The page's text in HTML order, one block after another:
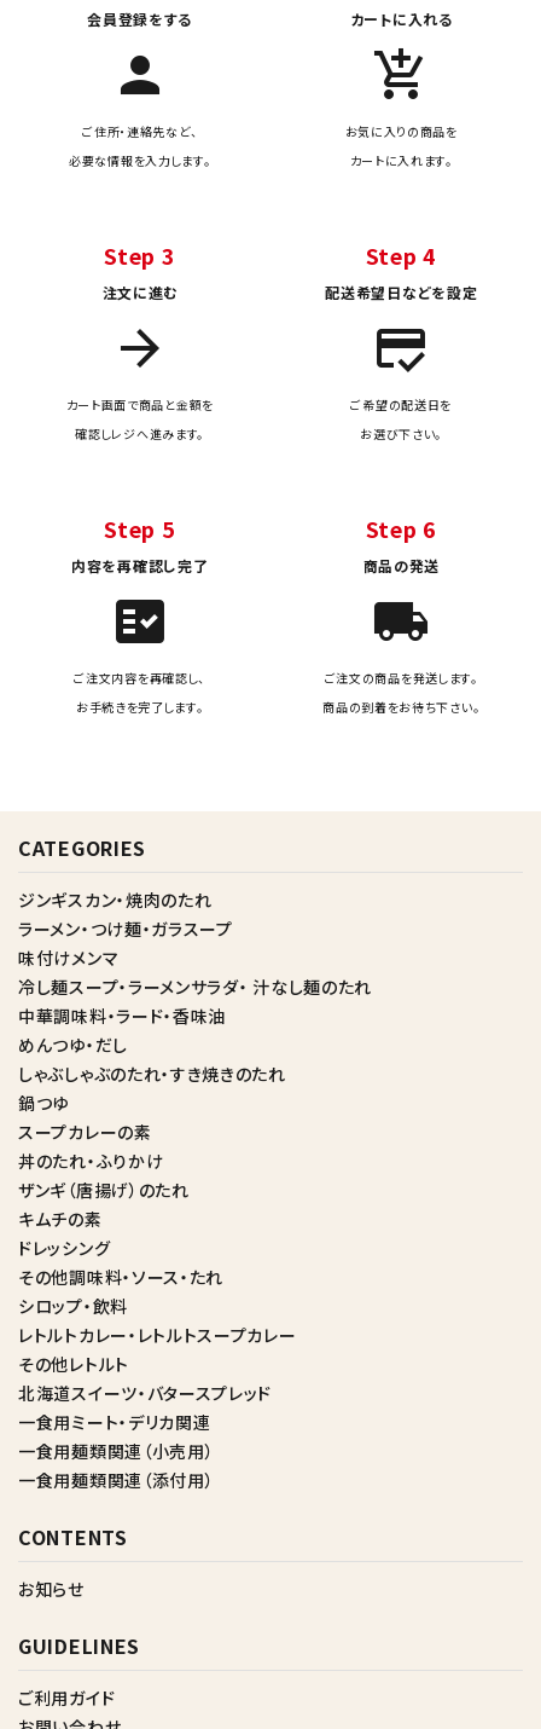
会員登録をする
person
ご住所・連絡先など、
必要な情報を入力します。
カートに入れる
add_shopping_cart
お気に入りの商品を
カートに入れます。
Step 3
注文に進む
arrow_forward
カート画面で商品と金額を
確認しレジへ進みます。
Step 4
配送希望日などを設定
credit_score
ご希望の配送日を
お選び下さい。
Step 5
内容を再確認し完了
fact_check
ご注文内容を再確認し、
お手続きを完了します。
Step 6
商品の発送
local_shipping
ご注文の商品を発送します。
商品の到着をお待ち下さい。
CATEGORIES
ジンギスカン・焼肉のたれ
ラーメン・つけ麺・ガラスープ
味付けメンマ
冷し麺スープ・ラーメンサラダ・ 汁なし麺のたれ
中華調味料・ラード・香味油
めんつゆ・だし
しゃぶしゃぶのたれ・すき焼きのたれ
鍋つゆ
スープカレーの素
丼のたれ・ふりかけ
ザンギ（唐揚げ）のたれ
キムチの素
ドレッシング
その他調味料・ソース・たれ
シロップ・飲料
レトルトカレー・レトルトスープカレー
その他レトルト
北海道スイーツ・バタースプレッド
一食用ミート・デリカ関連
一食用麺類関連（小売用）
一食用麺類関連（添付用）
CONTENTS
お知らせ
GUIDELINES
ご利用ガイド